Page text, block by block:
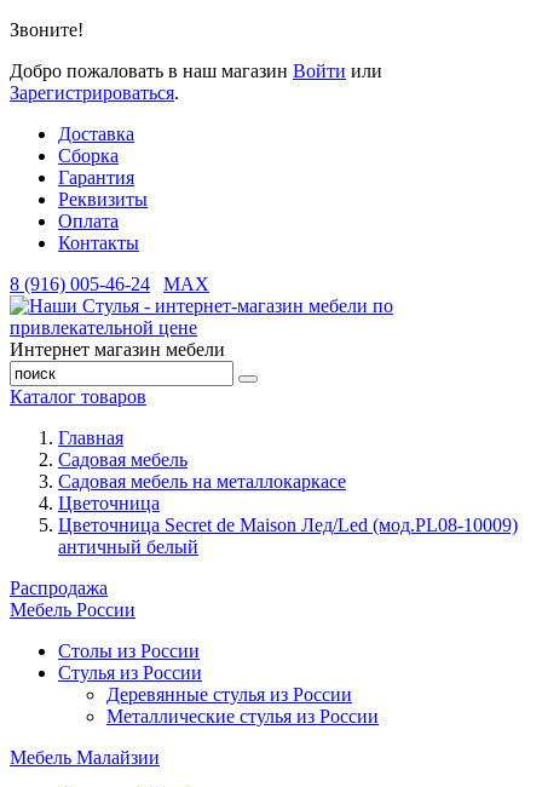
Звоните!
Добро пожаловать в наш магазин Войти или
Зарегистрироваться.
Доставка
Сборка
Гарантия
Реквизиты
Оплата
Контакты
8 (916) 005-46-24
MAX
Интернет магазин мебели
Каталог товаров
Главная
Садовая мебель
Садовая мебель на металлокаркасе
Цветочница
Цветочница Secret de Maison Лед/Led (мод.PL08-10009)
античный белый
Распродажа
Мебель России
Столы из России
Стулья из России
Деревянные стулья из России
Металлические стулья из России
Мебель Малайзии